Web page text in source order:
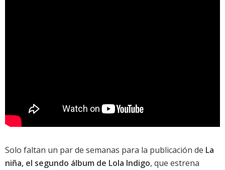
Solo faltan un par de semanas para la publicación de La
niña, el segundo álbum de Lola Indigo, que estrena